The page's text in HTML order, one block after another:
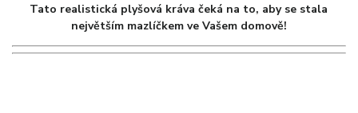
Tato realistická plyšová kráva čeká na to, aby se stala
největším mazlíčkem ve Vašem domově!